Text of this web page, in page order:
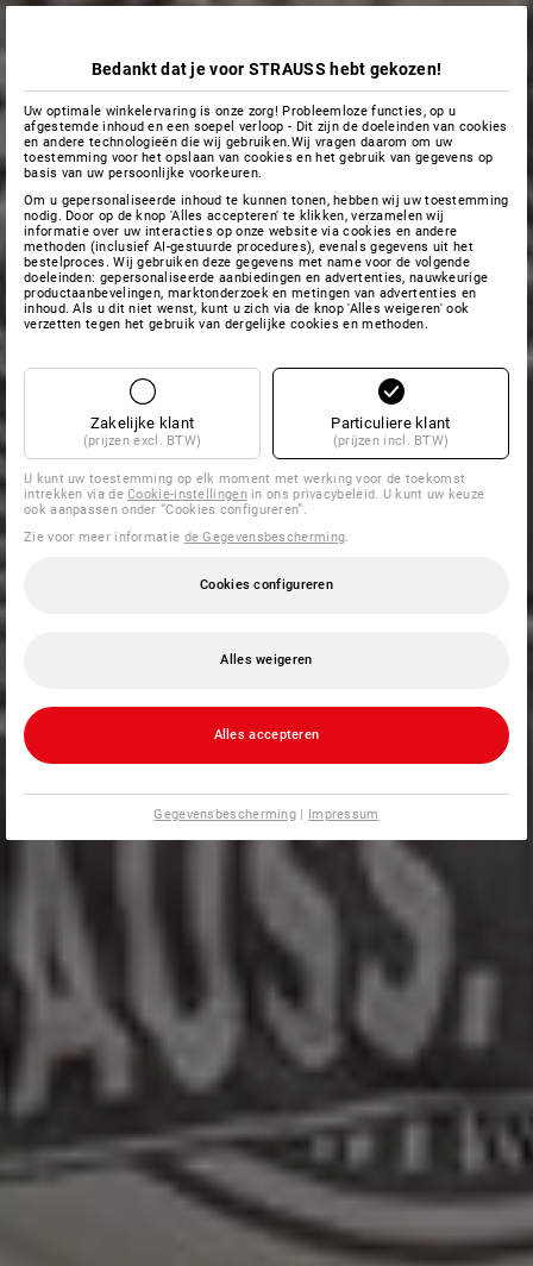
Bedankt dat je voor STRAUSS hebt gekozen!
Uw optimale winkelervaring is onze zorg! Probleemloze functies, op u
afgestemde inhoud en een soepel verloop - Dit zijn de doeleinden van cookies
en andere technologieën die wij gebruiken.Wij vragen daarom om uw
toestemming voor het opslaan van cookies en het gebruik van gegevens op
basis van uw persoonlijke voorkeuren.
Om u gepersonaliseerde inhoud te kunnen tonen, hebben wij uw toestemming
nodig. Door op de knop 'Alles accepteren' te klikken, verzamelen wij
informatie over uw interacties op onze website via cookies en andere
methoden (inclusief AI-gestuurde procedures), evenals gegevens uit het
bestelproces. Wij gebruiken deze gegevens met name voor de volgende
doeleinden: gepersonaliseerde aanbiedingen en advertenties, nauwkeurige
productaanbevelingen, marktonderzoek en metingen van advertenties en
inhoud. Als u dit niet wenst, kunt u zich via de knop 'Alles weigeren' ook
verzetten tegen het gebruik van dergelijke cookies en methoden.
Zakelijke klant
(prijzen excl. BTW)
Particuliere klant
(prijzen incl. BTW)
U kunt uw toestemming op elk moment met werking voor de toekomst
intrekken via deCookie-instellingenin ons privacybeleid. U kunt uw keuze
ook aanpassen onder “Cookies configureren”.
Zie voor meer informatie de Gegevensbescherming
Cookies configureren
Alles weigeren
Alles accepteren
Gegevensbescherming | Impressum